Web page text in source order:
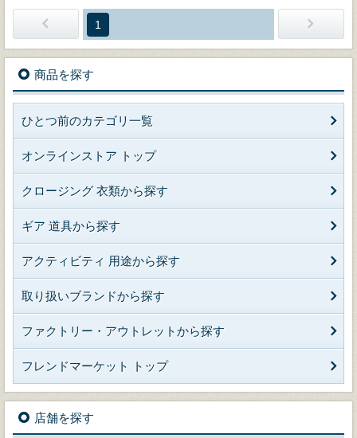
1
商品を探す
ひとつ前のカテゴリ一覧
オンラインストア トップ
クロージング 衣類から探す
ギア 道具から探す
アクティビティ 用途から探す
取り扱いブランドから探す
ファクトリー・アウトレットから探す
フレンドマーケット トップ
店舗を探す